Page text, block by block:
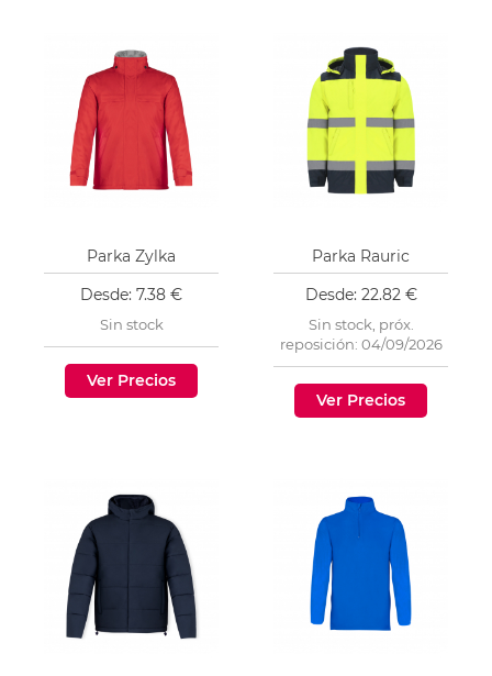
Parka Zylka
Desde: 7.38 €
Sin stock
Ver Precios
Parka Rauric
Desde: 22.82 €
Sin stock, próx.
reposición: 04/09/2026
Ver Precios